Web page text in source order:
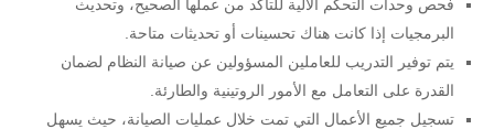
فحص وحدات التحكم الآلية للتأكد من عملها الصحيح، وتحديث
البرمجيات إذا كانت هناك تحسينات أو تحديثات متاحة.
يتم توفير التدريب للعاملين المسؤولين عن صيانة النظام لضمان
القدرة على التعامل مع الأمور الروتينية والطارئة.
تسجيل جميع الأعمال التي تمت خلال عمليات الصيانة، حيث يسهل